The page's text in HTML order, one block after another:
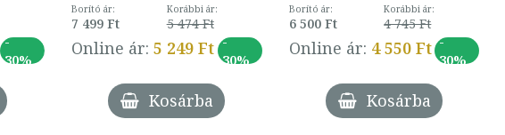
-
30%
Borító ár:
7 499 Ft
Korábbi ár:
5 474 Ft
Online ár: 5 249 Ft -
30%
Kosárba
Borító ár:
6 500 Ft
Korábbi ár:
4 745 Ft
Online ár: 4 550 Ft -
30%
Kosárba